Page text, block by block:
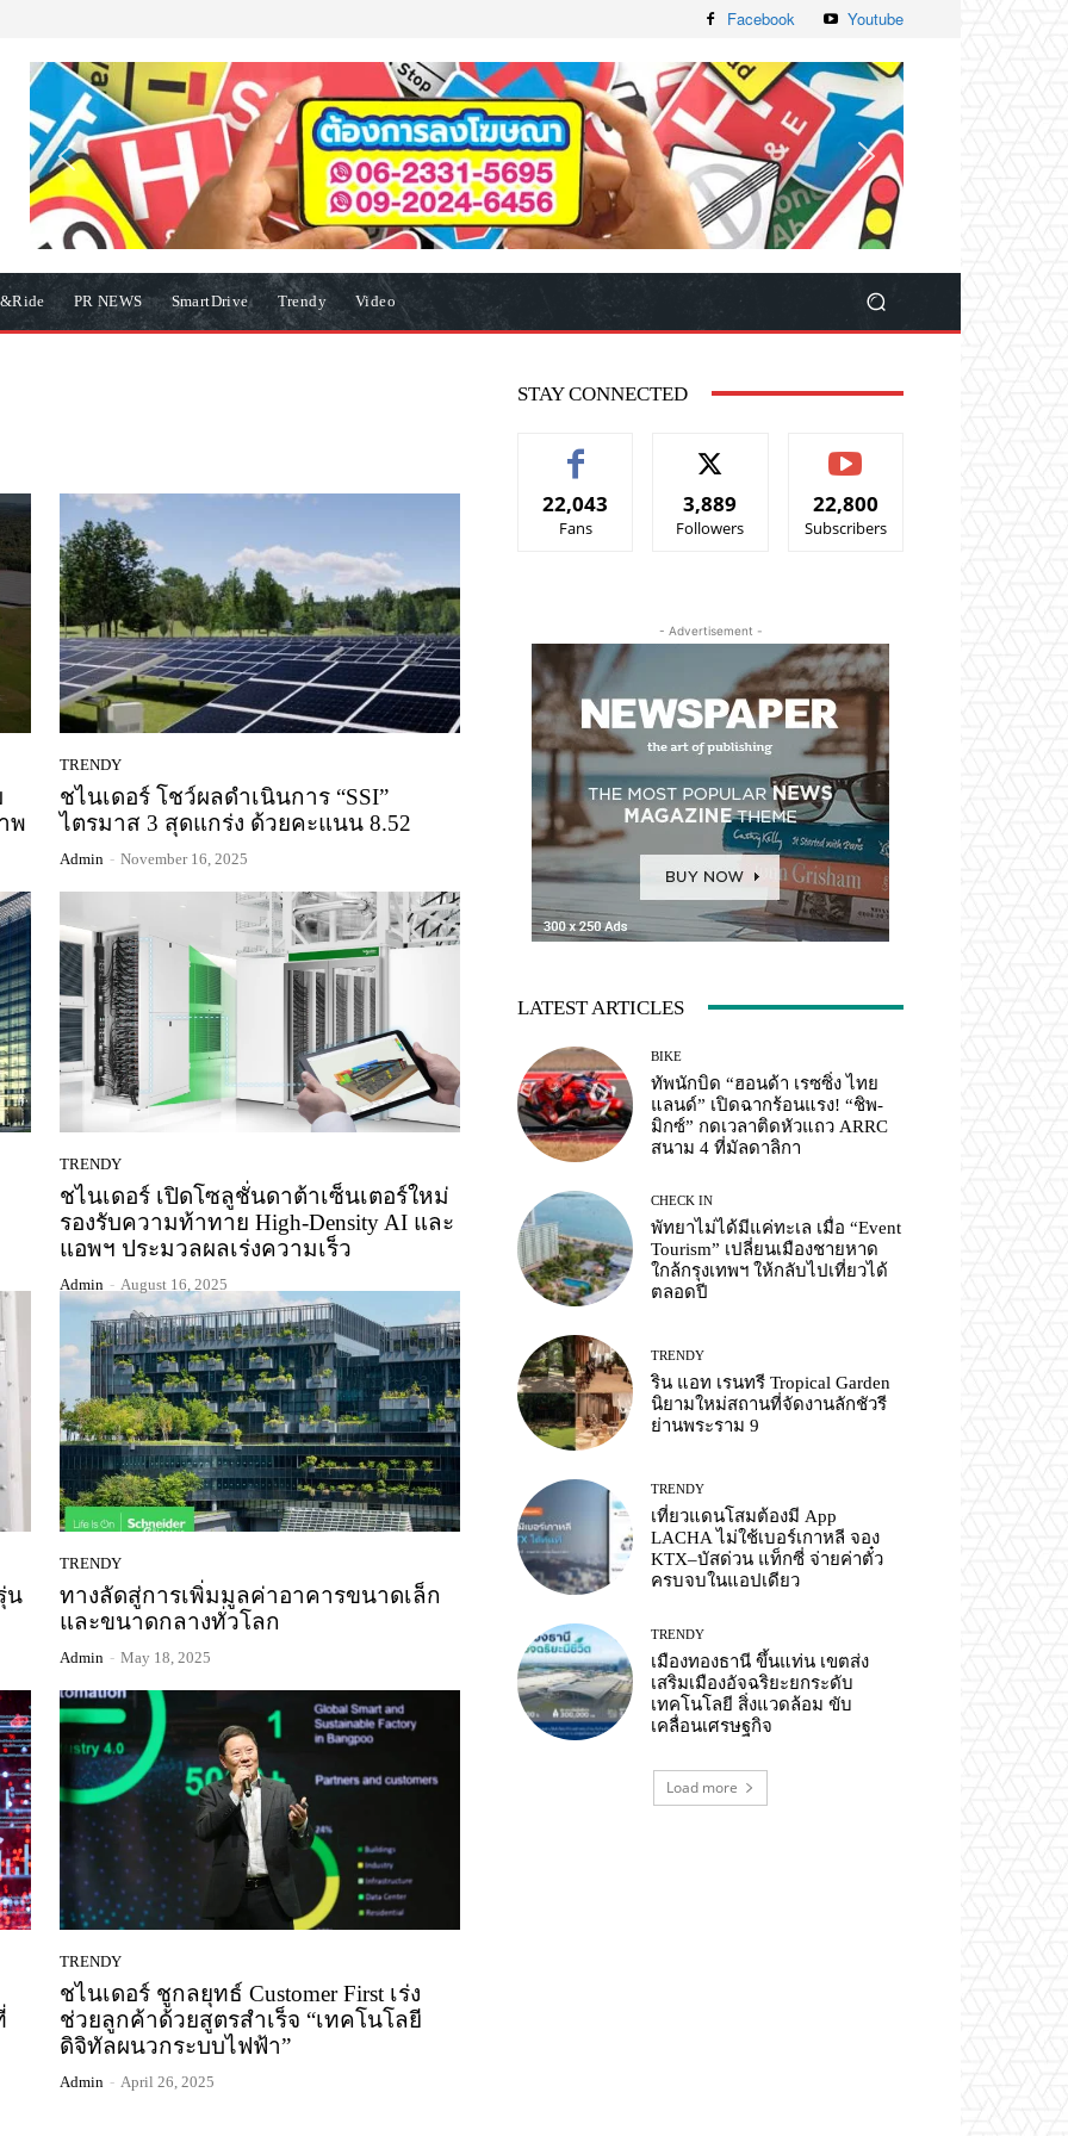
Facebook Youtube
PR NEWS SmartDrive Trendy Video
พ
TRENDY
ชไนเดอร์ โชว์ผลดำเนินการ “SSI”
ไตรมาส 3 สุดแกร่ง ด้วยคะแนน 8.52
Admin - November 16, 2025
TRENDY
ชไนเดอร์ เปิดโซลูชั่นดาต้าเซ็นเตอร์ใหม่
รองรับความท้าทาย High-Density AI และ
แอพฯ ประมวลผลเร่งความเร็ว
Admin - August 16, 2025
น
TRENDY
ทางลัดสู่การเพิ่มมูลค่าอาคารขนาดเล็ก
และขนาดกลางทั่วโลก
Admin - May 18, 2025
TRENDY
ชไนเดอร์ ชูกลยุทธ์ Customer First เร่ง
ช่วยลูกค้าด้วยสูตรสำเร็จ “เทคโนโลยี
ดิจิทัลผนวกระบบไฟฟ้า”
Admin - April 26, 2025
STAY CONNECTED
22,043
Fans
3,889
Followers
22,800
Subscribers
- Advertisement -
LATEST ARTICLES
BIKE
ทัพนักบิด “ฮอนด้า เรซซิ่ง ไทย
แลนด์” เปิดฉากร้อนแรง! “ชิพ-
มิกซ์” กดเวลาติดหัวแถว ARRC
สนาม 4 ที่มัลดาลิกา
CHECK IN
พัทยาไม่ได้มีแค่ทะเล เมื่อ “Event
Tourism” เปลี่ยนเมืองชายหาด
ใกล้กรุงเทพฯ ให้กลับไปเที่ยวได้
ตลอดปี
TRENDY
ริน แอท เรนทรี Tropical Garden
นิยามใหม่สถานที่จัดงานลักชัวรี
ย่านพระราม 9
TRENDY
เที่ยวแดนโสมต้องมี App
LACHA ไม่ใช้เบอร์เกาหลี จอง
KTX–บัสด่วน แท็กซี่ จ่ายค่าตั๋ว
ครบจบในแอปเดียว
TRENDY
เมืองทองธานี ขึ้นแท่น เขตส่ง
เสริมเมืองอัจฉริยะยกระดับ
เทคโนโลยี สิ่งแวดล้อม ขับ
เคลื่อนเศรษฐกิจ
Load more